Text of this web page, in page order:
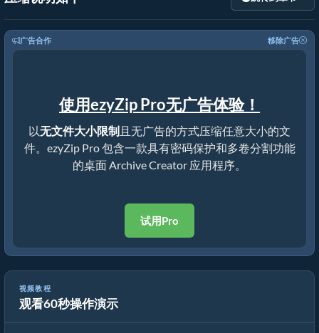
广告合作 移除广告
使用ezyZip Pro无广告体验！
以无文件大小限制且无广告的方式压缩任意大小的文
件。ezyZip Pro 包含一款具有密码保护和多卷分割功能
的桌面 Archive Creator 应用程序。
试用Pro
视频教程
观看60秒操作演示
如何创建密码保护的ZIP文件（简单指南）